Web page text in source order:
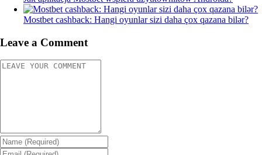
Mostbet cashback: Hangi oyunlar sizi daha çox qazana bilər?
Leave a Comment